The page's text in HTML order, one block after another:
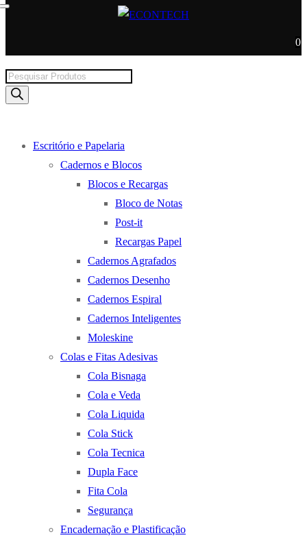
0
Products
search
Escritório e Papelaria
Cadernos e Blocos
Blocos e Recargas
Bloco de Notas
Post-it
Recargas Papel
Cadernos Agrafados
Cadernos Desenho
Cadernos Espiral
Cadernos Inteligentes
Moleskine
Colas e Fitas Adesivas
Cola Bisnaga
Cola e Veda
Cola Liquida
Cola Stick
Cola Tecnica
Dupla Face
Fita Cola
Segurança
Encadernação e Plastificação